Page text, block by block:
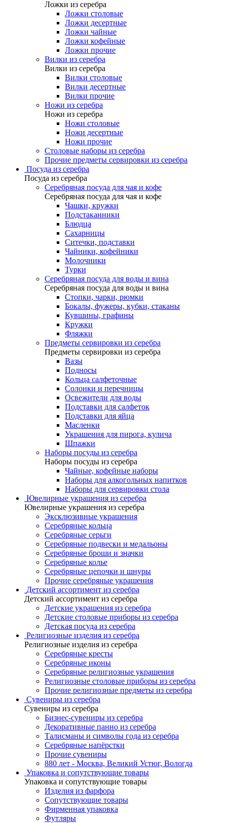
Ложки из серебра
Ложки столовые
Ложки десертные
Ложки чайные
Ложки кофейные
Ложки прочие
Вилки из серебра
Вилки из серебра
Вилки столовые
Вилки десертные
Вилки прочие
Ножи из серебра
Ножи из серебра
Ножи столовые
Ножи десертные
Ножи прочие
Столовые наборы из серебра
Прочие предметы сервировки из серебра
Посуда из серебра
Посуда из серебра
Серебряная посуда для чая и кофе
Серебряная посуда для чая и кофе
Чашки, кружки
Подстаканники
Блюдца
Сахарницы
Ситечки, подставки
Чайники, кофейники
Молочники
Турки
Серебряная посуда для воды и вина
Серебряная посуда для воды и вина
Стопки, чарки, рюмки
Бокалы, фужеры, кубки, стаканы
Кувшины, графины
Кружки
Фляжки
Предметы сервировки из серебра
Предметы сервировки из серебра
Вазы
Подносы
Кольца салфеточные
Солонки и перечницы
Освежители для воды
Подставки для салфеток
Подставки для яйца
Масленки
Украшения для пирога, кулича
Шпажки
Наборы посуды из серебра
Наборы посуды из серебра
Чайные, кофейные наборы
Наборы для алкогольных напитков
Наборы для сервировки стола
Ювелирные украшения из серебра
Ювелирные украшения из серебра
Эксклюзивные украшения
Серебряные кольца
Серебряные серьги
Серебряные подвески и медальоны
Серебряные броши и значки
Серебряные колье
Серебряные цепочки и шнуры
Прочие серебряные украшения
Детский ассортимент из серебра
Детский ассортимент из серебра
Детские украшения из серебра
Детские столовые приборы из серебра
Детская посуда из серебра
Религиозные изделия из серебра
Религиозные изделия из серебра
Серебряные кресты
Серебряные иконы
Серебряные религиозные украшения
Религиозные столовые приборы из серебра
Прочие религиозные предметы из серебра
Сувениры из серебра
Сувениры из серебра
Бизнес-сувениры из серебра
Декоративные панно из серебра
Талисманы и символы года из серебра
Серебряные напёрстки
Прочие сувениры
880 лет - Москва, Великий Устюг, Вологда
Упаковка и сопутствующие товары
Упаковка и сопутствующие товары
Изделия из фарфора
Сопутствующие товары
Фирменная упаковка
Футляры